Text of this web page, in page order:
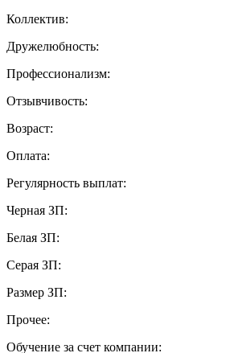
Коллектив:
Дружелюбность:
Профессионализм:
Отзывчивость:
Возраст:
Оплата:
Регулярность выплат:
Черная ЗП:
Белая ЗП:
Серая ЗП:
Размер ЗП:
Прочее:
Обучение за счет компании: